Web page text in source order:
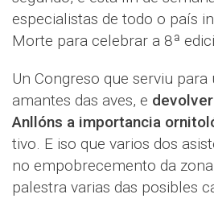
especialistas de todo o país
Morte para celebrar a 8ª
Un Congreso que serviu
amantes das aves, e
Anllóns a importancia
tivo. E iso que varios dos
no empobrecemento da
palestra varias das posibles